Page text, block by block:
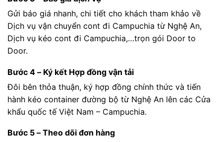
Gửi báo giá nhanh, chi tiết cho khách tham khảo về
Dịch vụ vận chuyển cont đi Campuchia từ Nghệ An,
Dịch vụ kéo cont đi Campuchia,…trọn gói Door to
Door.
Bước 4 – Ký kết Hợp đồng vận tải
Đôi bên thỏa thuận, ký hợp đồng chính thức và tiến
hành kéo container đường bộ từ Nghệ An lên các Cửa
khẩu quốc tế Việt Nam – Campuchia.
Bước 5 – Theo dõi đơn hàng